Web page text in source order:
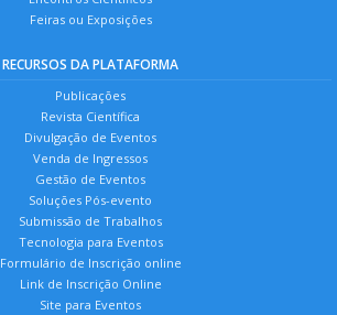
Feiras ou Exposições
RECURSOS DA PLATAFORMA
Publicações
Revista Científica
Divulgação de Eventos
Venda de Ingressos
Gestão de Eventos
Soluções Pós-evento
Submissão de Trabalhos
Tecnologia para Eventos
Formulário de Inscrição online
Link de Inscrição Online
Site para Eventos